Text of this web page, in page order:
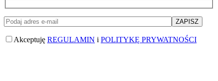
Akceptuję REGULAMIN i POLITYKĘ PRYWATNOŚCI